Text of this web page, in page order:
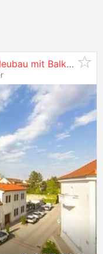
Balkon in Zentrumslage